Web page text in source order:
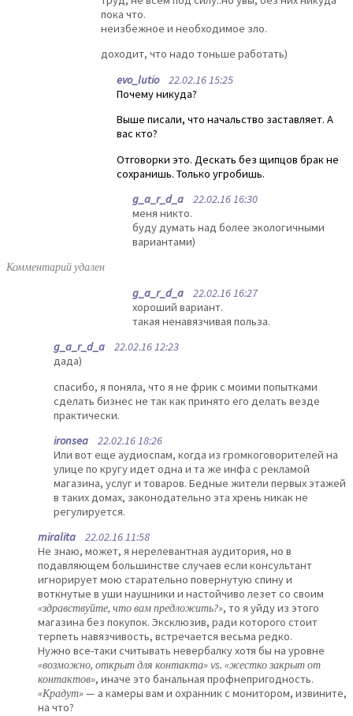
пока что.
неизбежное и необходимое зло.
доходит, что надо тоньше работать)
evo_lutio22.02.16 15:25
Почему никуда?
Выше писали, что начальство заставляет. А
вас кто?
Отговорки это. Дескать без щипцов брак не
сохранишь. Только угробишь.
g_a_r_d_a 22.02.16 16:30
меня никто.
буду думать над более экологичными
вариантами)
Комментарий удален
g_a_r_d_a 22.02.16 16:27
хороший вариант.
такая ненавязчивая польза.
g_a_r_d_a 22.02.16 12:23
дада)
спасибо, я поняла, что я не фрик с моими попытками
сделать бизнес не так как принято его делать везде
практически.
ironsea 22.02.16 18:26
Или вот еще аудиоспам, когда из громкоговорителей на
улице по кругу идет одна и та же инфа с рекламой
магазина, услуг и товаров. Бедные жители первых этажей
в таких домах, законодательно эта хрень никак не
регулируется.
miralita 22.02.16 11:58
Не знаю, может, я нерелевантная аудитория, но в
подавляющем большинстве случаев если консультант
игнорирует мою старательно повернутую спину и
воткнутые в уши наушники и настойчиво лезет со своим
«здравствуйте, что вам предложить?», то я уйду из этого
магазина без покупок. Эксклюзив, ради которого стоит
терпеть навязчивость, встречается весьма редко.
Нужно все-таки считывать невербалку хотя бы на уровне
«возможно, открыт для контакта» vs. «жестко закрыт от
контактов», иначе это банальная профнепригодность.
«Крадут»— а камеры вам и охранник с монитором, извините,
на что?